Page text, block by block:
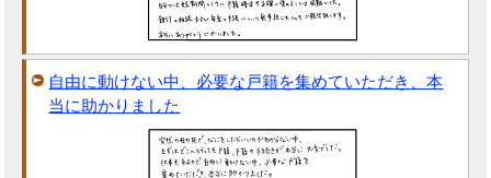
自由に動けない中、必要な戸籍を集めていただき、本
当に助かりました